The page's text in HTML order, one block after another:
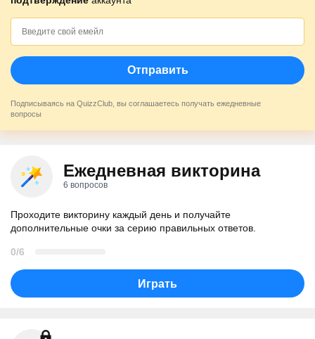
Отправить
Подписываясь на QuizzClub, вы соглашаетесь получать ежедневные
вопросы
Ежедневная викторина
6 вопросов
Проходите викторину каждый день и получайте
дополнительные очки за серию правильных ответов.
0/6
Играть